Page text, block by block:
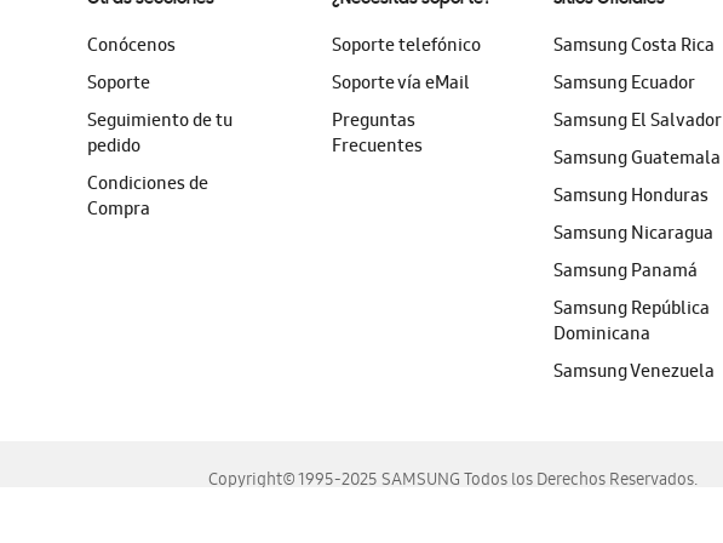
Conócenos
Soporte
Seguimiento de tu
pedido
Condiciones de
Compra
Soporte telefónico
Soporte vía eMail
Preguntas
Frecuentes
Samsung Costa Rica
Samsung Ecuador
Samsung El Salvador
Samsung Guatemala
Samsung Honduras
Samsung Nicaragua
Samsung Panamá
Samsung República
Dominicana
Samsung Venezuela
Copyright© 1995-2025 SAMSUNG Todos los Derechos Reservados.